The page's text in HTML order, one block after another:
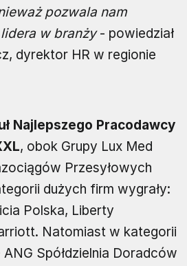
pozwala nam
w branży- powiedział
dyrektor HR w regionie
Najlepszego Pracodawcy
, obok Grupy Lux Med
Przesyłowych
dużych firm wygrały:
Polska, Liberty
Natomiast w kategorii
ANG Spółdzielnia Doradców